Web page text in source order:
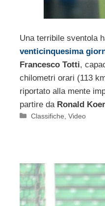
Una terribile sventola
venticinquesima
Francesco Totti,
chilometri orari (113
riportato alla mente
partire da Ronald
Categorie
Classifiche ,Video